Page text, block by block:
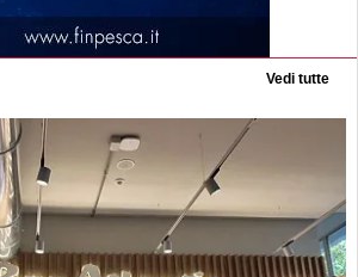
Vedi tutte